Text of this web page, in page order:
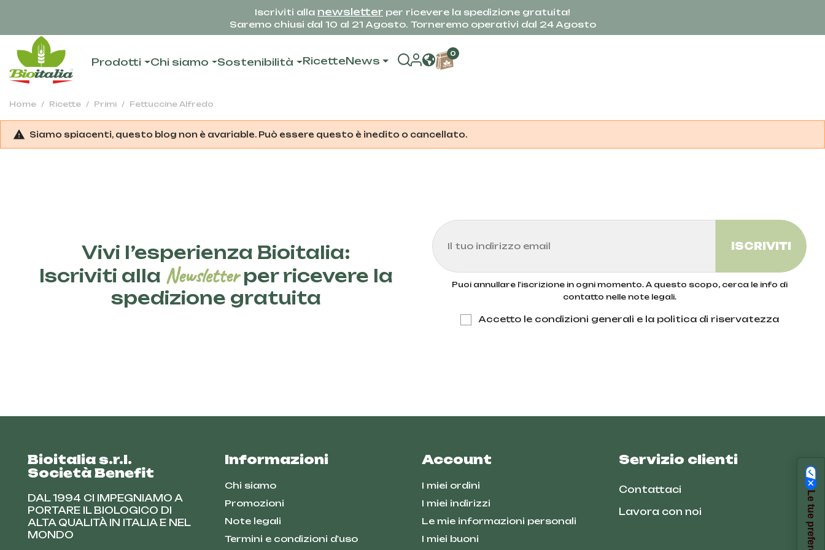
Iscriviti alla newsletter per ricevere la spedizione gratuita!
Saremo chiusi dal 10 al 21 Agosto. Torneremo operativi dal 24 Agosto
Prodotti Chi siamo Sostenibilità RicetteNews
0
Home Ricette Primi Fettuccine Alfredo
Siamo spiacenti, questo blog non è avariable. Può essere questo è inedito o cancellato.
Vivi l’esperienza Bioitalia:
Iscriviti alla Newsletterper ricevere la
spedizione gratuita
Puoi annullare l'iscrizione in ogni momento. A questo scopo, cerca le info di
contatto nelle note legali.
Accetto le condizioni generali e la politica di riservatezza
Bioitalia s.r.l.
Società Benefit
DAL 1994 CI IMPEGNIAMO A
PORTARE IL BIOLOGICO DI
ALTA QUALITÀ IN ITALIA E NEL
MONDO
Informazioni
Chi siamo
Promozioni
Note legali
Termini e condizioni d'uso
Account
I miei ordini
I miei indirizzi
Le mie informazioni personali
I miei buoni
Servizio clienti
Contattaci
Lavora con noi